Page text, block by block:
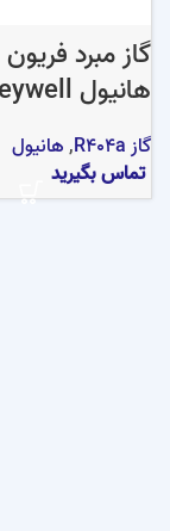
هانیول Honeywell
گاز R404a ,هانیول
تماس بگیرید